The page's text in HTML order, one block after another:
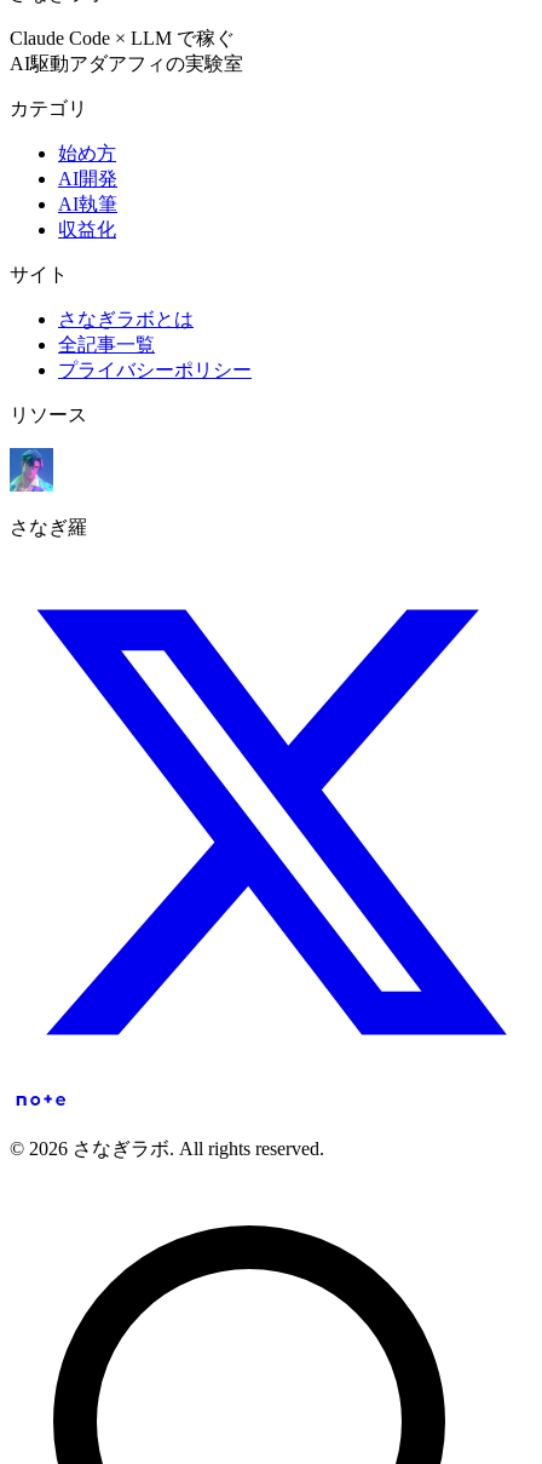
Claude Code × LLM で稼ぐ
AI駆動アダアフィの実験室
カテゴリ
始め方
AI開発
AI執筆
収益化
サイト
さなぎラボとは
全記事一覧
プライバシーポリシー
リソース
さなぎ羅
© 2026 さなぎラボ. All rights reserved.